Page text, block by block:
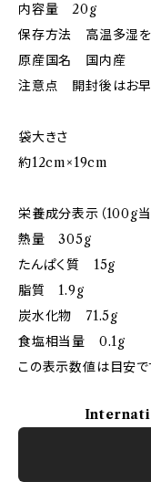
内容量 20g
保存方法 高温多湿を
原産国名 国内産
注意点 開封後はお早
袋大きさ
約12cm×19cm
栄養成分表示（100g当
熱量 305g
たんぱく質 15g
脂質 1.9g
炭水化物 71.5g
食塩相当量 0.1g
この表示数値は目安で